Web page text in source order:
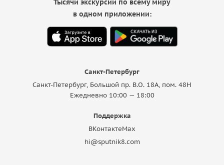
Санкт-Петербург
Санкт-Петербург, Большой пр. В.О. 18A, пом. 48Н
Ежедневно 10:00 — 18:00
Поддержка
ВКонтактеMax
hi@sputnik8.com
в одном приложении: